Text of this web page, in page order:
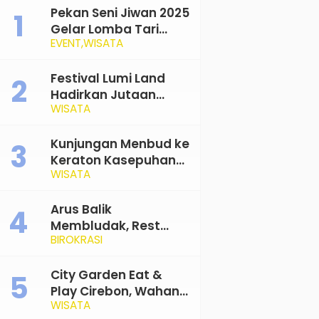
EVENTWISATA
Pekan Seni Jiwan 2025
Gelar Lomba Tari
Jaipong, Ajak
Rayakan dan
Lestarikan Budaya
Tradisional
WISATA
Festival Lumi Land
Hadirkan Jutaan
Cahaya di Goa
WISATA
Kunjungan Menbud ke
Keraton Kasepuhan
dan Rencana
Kesenian Nyi Mas
Rarasantang Jadi
Taman Budaya
BIROKRASI
Arus Balik
Membludak, Rest
Area Cipali Terapkan
WISATA
City Garden Eat &
Play Cirebon, Wahana
Bermain Anak Terluas